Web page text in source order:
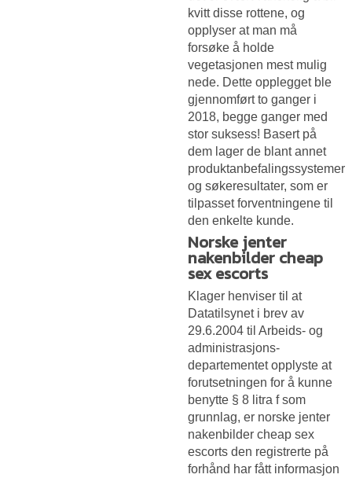
kvitt disse rottene, og
opplyser at man må
forsøke å holde
vegetasjonen mest mulig
nede. Dette opplegget ble
gjennomført to ganger i
2018, begge ganger med
stor suksess! Basert på
dem lager de blant annet
produktanbefalingssystemer
og søkeresultater, som er
tilpasset forventningene til
den enkelte kunde.
Norske jenter
nakenbilder cheap
sex escorts
Klager henviser til at
Datatilsynet i brev av
29.6.2004 til Arbeids- og
administrasjons­
departementet opplyste at
forutsetningen for å kunne
benytte § 8 litra f som
grunnlag, er norske jenter
nakenbilder cheap sex
escorts den registrerte på
forhånd har fått informasjon